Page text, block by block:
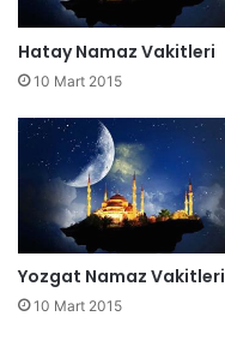
g
i
i
Hatay Namaz Vakitleri
10 Mart 2015
Yozgat Namaz Vakitleri
10 Mart 2015